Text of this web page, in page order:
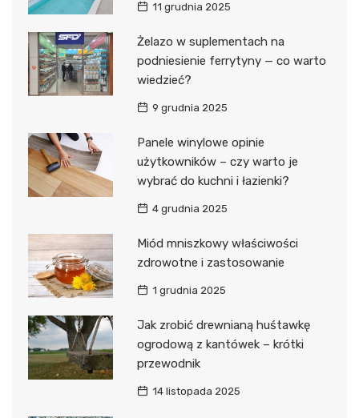
11 grudnia 2025
Żelazo w suplementach na
podniesienie ferrytyny — co warto
wiedzieć?
9 grudnia 2025
Panele winylowe opinie
użytkowników – czy warto je
wybrać do kuchni i łazienki?
4 grudnia 2025
Miód mniszkowy właściwości
zdrowotne i zastosowanie
1 grudnia 2025
Jak zrobić drewnianą huśtawkę
ogrodową z kantówek – krótki
przewodnik
14 listopada 2025